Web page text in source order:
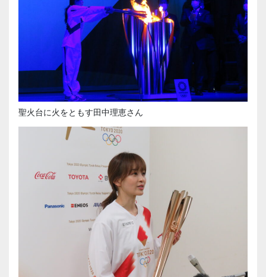
聖火台に火をともす田中理恵さん